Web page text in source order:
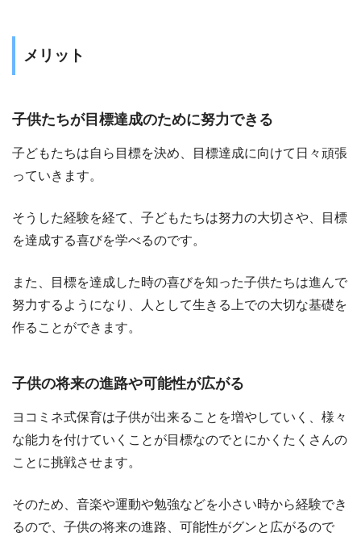
メリット
子供たちが目標達成のために努力できる
子どもたちは自ら目標を決め、目標達成に向けて日々頑張
っていきます。
そうした経験を経て、子どもたちは努力の大切さや、目標
を達成する喜びを学べるのです。
また、目標を達成した時の喜びを知った子供たちは進んで
努力するようになり、人として生きる上での大切な基礎を
作ることができます。
子供の将来の進路や可能性が広がる
ヨコミネ式保育は子供が出来ることを増やしていく、様々
な能力を付けていくことが目標なのでとにかくたくさんの
ことに挑戦させます。
そのため、音楽や運動や勉強などを小さい時から経験でき
るので、子供の将来の進路、可能性がグンと広がるので